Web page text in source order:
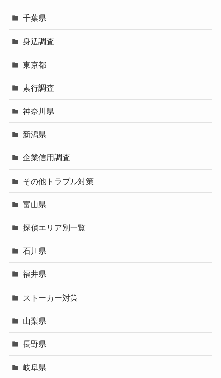
千葉県
身辺調査
東京都
素行調査
神奈川県
新潟県
企業信用調査
その他トラブル対策
富山県
探偵エリア別一覧
石川県
福井県
ストーカー対策
山梨県
長野県
岐阜県